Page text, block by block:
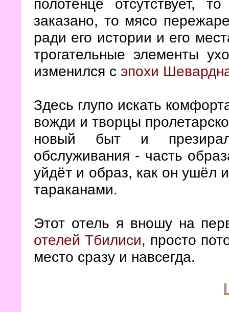
полотенце отсутствует,
заказано, то мясо
ради его истории и его
трогательные элементы
изменился с эпохи
Здесь глупо искать
вожди и творцы
новый быт и
обслуживания - часть
уйдёт и образ, как он ушёл
тараканами.
Этот отель я вношу на
отелей Тбилиси, просто
место сразу и навсегда.